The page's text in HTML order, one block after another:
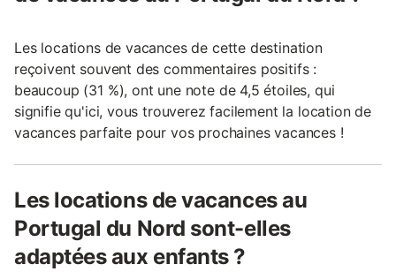
Les locations de vacances de cette destination
reçoivent souvent des commentaires positifs :
beaucoup (31 %), ont une note de 4,5 étoiles, qui
signifie qu'ici, vous trouverez facilement la location de
vacances parfaite pour vos prochaines vacances !
Les locations de vacances au
Portugal du Nord sont-elles
adaptées aux enfants ?